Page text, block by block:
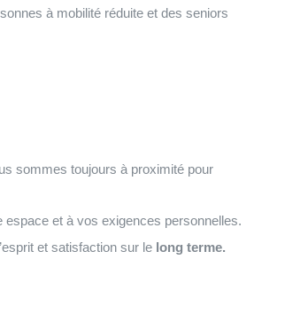
à mobilité réduite et des seniors
sommes toujours à proximité pour
espace et à vos exigences personnelles.
et satisfaction sur le long terme.